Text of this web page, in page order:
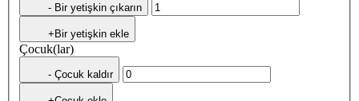
- Bir yetişkin çıkarın
+Bir yetişkin ekle
Çocuk(lar)
- Çocuk kaldır